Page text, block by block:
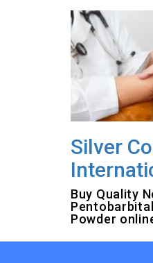
Silver
Buy Quality
Powder